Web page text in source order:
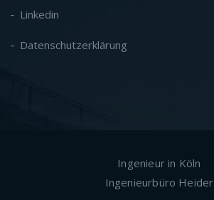
Linkedin
Datenschutzerklärung
Ingenieur in Köln
Ingenieurbüro Heider